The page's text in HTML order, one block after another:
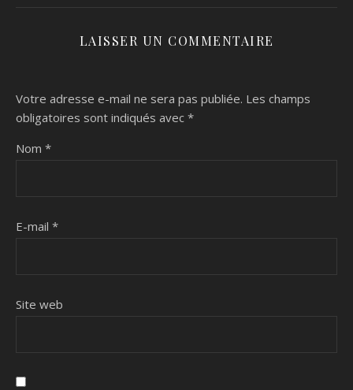
LAISSER UN COMMENTAIRE
Votre adresse e-mail ne sera pas publiée. Les champs
obligatoires sont indiqués avec *
Nom *
E-mail *
Site web